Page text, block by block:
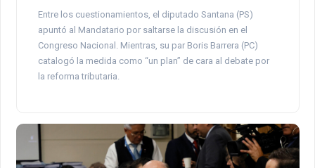
Entre los cuestionamientos, el diputado Santana (PS)
apuntó al Mandatario por saltarse la discusión en el
Congreso Nacional. Mientras, su par Boris Barrera (PC)
catalogó la medida como “un plan” de cara al debate por
la reforma tributaria.